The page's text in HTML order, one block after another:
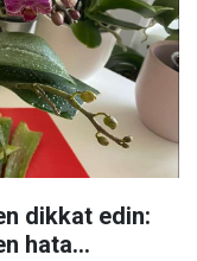
dikkat edin:
hata...